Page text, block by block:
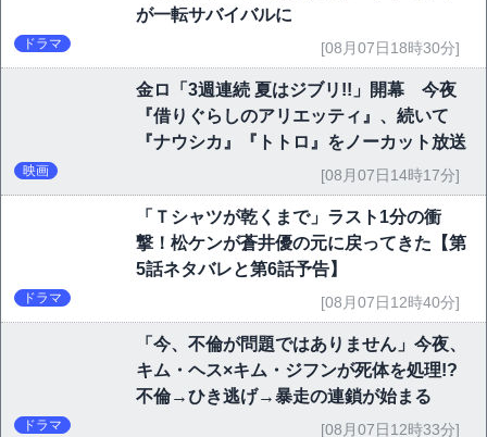
が一転サバイバルに
ドラマ [08月07日18時30分]
金ロ「3週連続 夏はジブリ!!」開幕 今夜
『借りぐらしのアリエッティ』、続いて
『ナウシカ』『トトロ』をノーカット放送
映画 [08月07日14時17分]
「Ｔシャツが乾くまで」ラスト1分の衝
撃！松ケンが蒼井優の元に戻ってきた【第
5話ネタバレと第6話予告】
ドラマ [08月07日12時40分]
「今、不倫が問題ではありません」今夜、
キム・ヘス×キム・ジフンが死体を処理!?
不倫→ひき逃げ→暴走の連鎖が始まる
ドラマ [08月07日12時33分]